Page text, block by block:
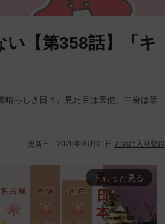
【第358話】「キ
らしき日々。見た目は天使、中身は暴
更新日： 2026年06月01日 お気に入り登録
arrow_forward_ios もっと見る